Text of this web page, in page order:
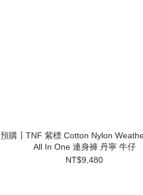
預購┃TNF 紫標 Cotton Nylon
All In One 連身褲 丹寧 牛仔
NT$9,480